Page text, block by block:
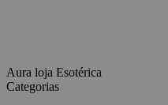
Aura loja Esotérica
Categorias